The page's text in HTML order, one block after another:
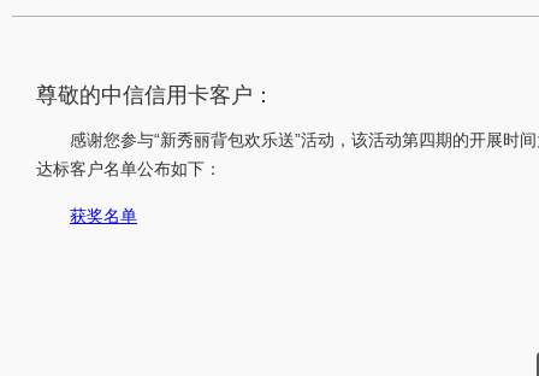
尊敬的中信信用卡客户：
感谢您参与“新秀丽背包欢乐送”活动，该活动第四期的开展时
达标客户名单公布如下：
获奖名单